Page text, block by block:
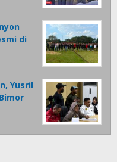
di
Yusril